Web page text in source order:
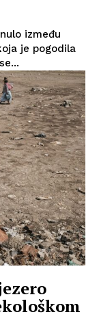
između
je pogodila